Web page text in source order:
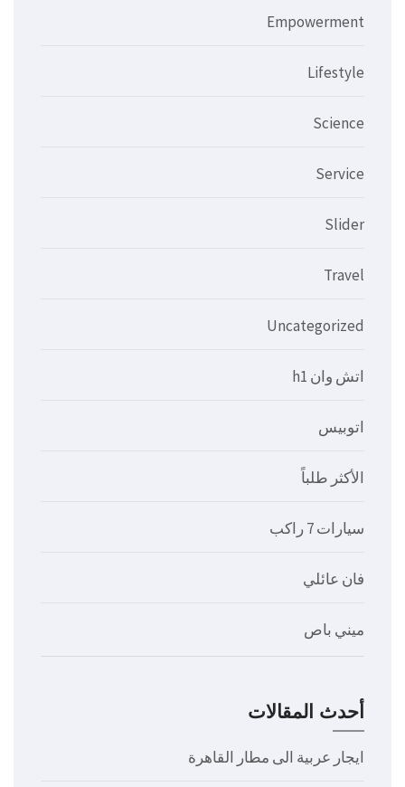
Empowerment
Lifestyle
Science
Service
Slider
Travel
Uncategorized
اتش وان h1
اتوبيس
الأكثر طلباً
سيارات 7 راكب
فان عائلي
ميني باص
أحدث المقالات
ايجار عربية الى مطار القاهرة